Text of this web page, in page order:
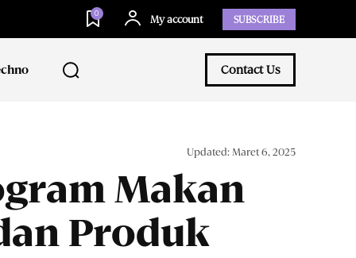
0
My account SUBSCRIBE
Contact Us
Updated: Maret 6, 2025
Makan
Produk